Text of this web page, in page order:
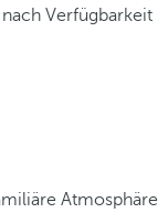
Verfügbarkeit
Atmosphäre